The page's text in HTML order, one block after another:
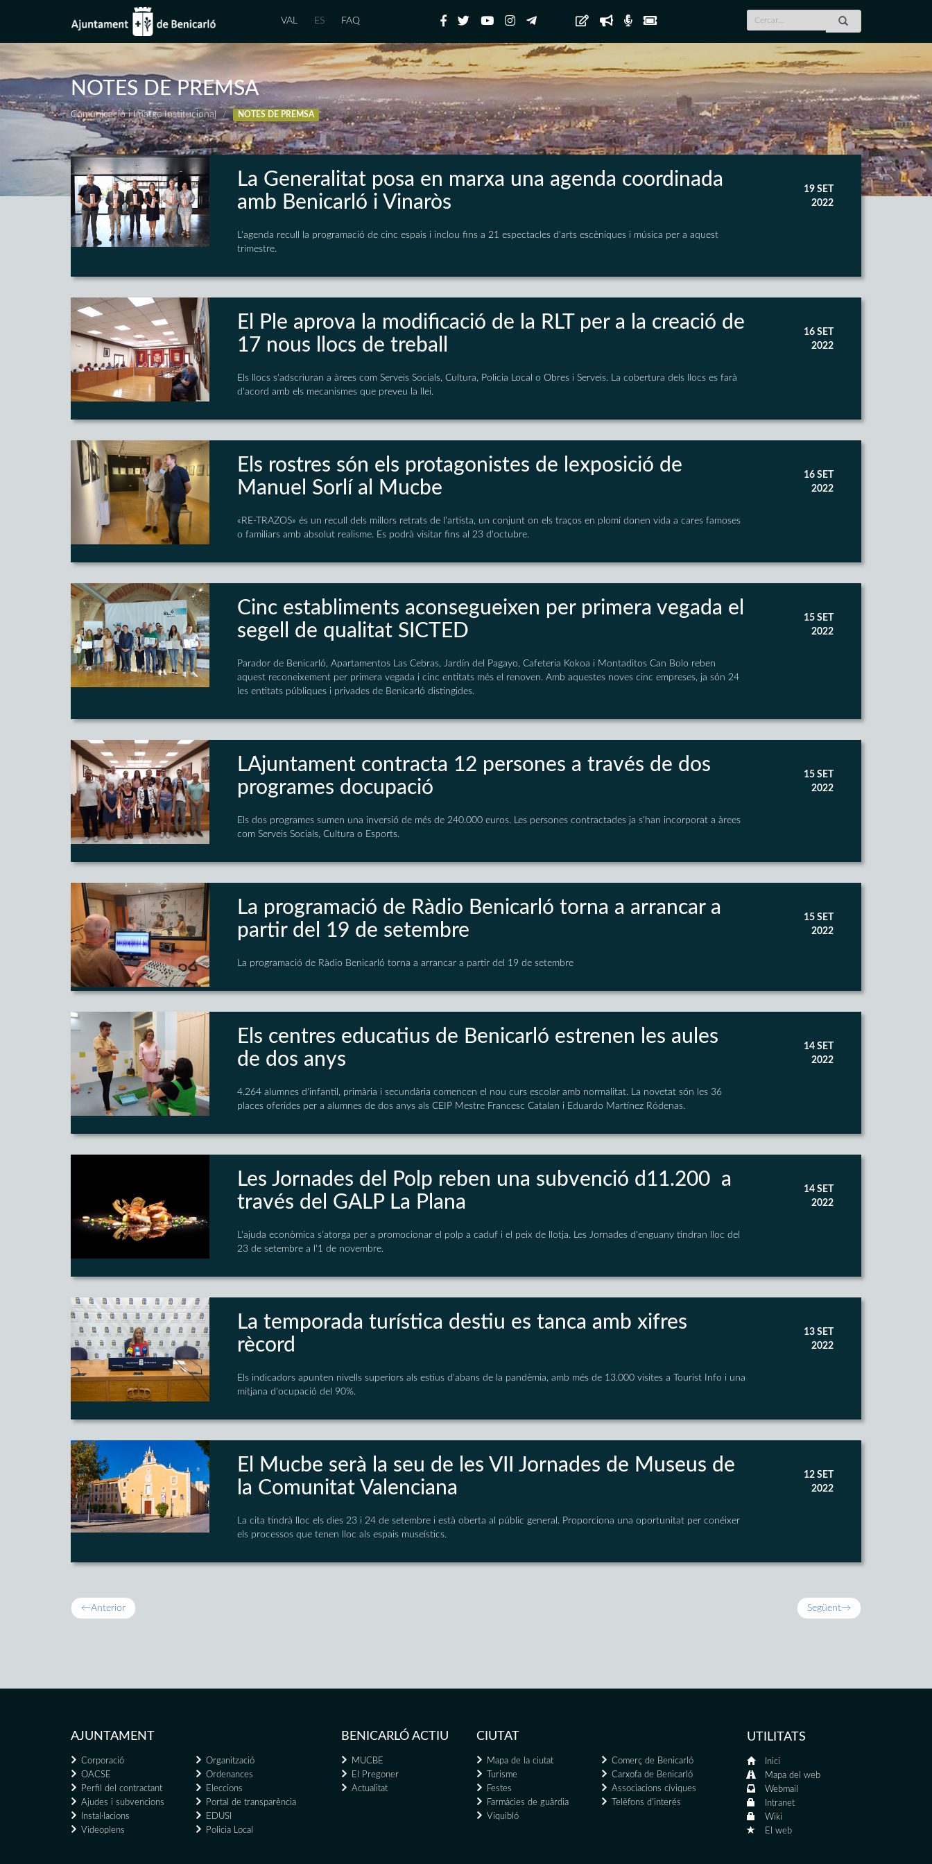
VAL ES FAQ
NOTES DE PREMSA
Comunicació i Imatge Institucional NOTES DE PREMSA
La Generalitat posa en marxa una agenda coordinada
amb Benicarló i Vinaròs
L'agenda recull la programació de cinc espais i inclou fins a 21 espectacles d'arts escèniques i música per a aquest
trimestre.
19 SET
2022
El Ple aprova la modificació de la RLT per a la creació de
17 nous llocs de treball
Els llocs s'adscriuran a àrees com Serveis Socials, Cultura, Policia Local o Obres i Serveis. La cobertura dels llocs es farà
d'acord amb els mecanismes que preveu la llei.
16 SET
2022
Els rostres són els protagonistes de lexposició de
Manuel Sorlí al Mucbe
«RE-TRAZOS» és un recull dels millors retrats de l'artista, un conjunt on els traços en plomí donen vida a cares famoses
o familiars amb absolut realisme. Es podrà visitar fins al 23 d'octubre.
16 SET
2022
Cinc establiments aconsegueixen per primera vegada el
segell de qualitat SICTED
Parador de Benicarló, Apartamentos Las Cebras, Jardín del Pagayo, Cafeteria Kokoa i Montaditos Can Bolo reben
aquest reconeixement per primera vegada i cinc entitats més el renoven. Amb aquestes noves cinc empreses, ja són 24
les entitats públiques i privades de Benicarló distingides.
15 SET
2022
LAjuntament contracta 12 persones a través de dos
programes docupació
Els dos programes sumen una inversió de més de 240.000 euros. Les persones contractades ja s'han incorporat a àrees
com Serveis Socials, Cultura o Esports.
15 SET
2022
La programació de Ràdio Benicarló torna a arrancar a
partir del 19 de setembre
La programació de Ràdio Benicarló torna a arrancar a partir del 19 de setembre
15 SET
2022
Els centres educatius de Benicarló estrenen les aules
de dos anys
4.264 alumnes d'infantil, primària i secundària comencen el nou curs escolar amb normalitat. La novetat són les 36
places oferides per a alumnes de dos anys als CEIP Mestre Francesc Catalan i Eduardo Martínez Ródenas.
14 SET
2022
Les Jornades del Polp reben una subvenció d11.200  a
través del GALP La Plana
L'ajuda econòmica s'atorga per a promocionar el polp a caduf i el peix de llotja. Les Jornades d'enguany tindran lloc del
23 de setembre a l'1 de novembre.
14 SET
2022
La temporada turística destiu es tanca amb xifres
rècord
Els indicadors apunten nivells superiors als estius d'abans de la pandèmia, amb més de 13.000 visites a Tourist Info i una
mitjana d'ocupació del 90%.
13 SET
2022
El Mucbe serà la seu de les VII Jornades de Museus de
la Comunitat Valenciana
La cita tindrà lloc els dies 23 i 24 de setembre i està oberta al públic general. Proporciona una oportunitat per conéixer
els processos que tenen lloc als espais museístics.
12 SET
2022
←Anterior Següent→
AJUNTAMENT
Corporació
Organització
OACSE
Ordenances
Perfil del contractant
Eleccions
Ajudes i subvencions
Portal de transparència
Instal·lacions
EDUSI
Videoplens
Policia Local
BENICARLÓ ACTIU
MUCBE
El Pregoner
Actualitat
CIUTAT
Mapa de la ciutat
Comerç de Benicarló
Turisme
Carxofa de Benicarló
Festes
Associacions cíviques
Farmàcies de guàrdia
Telèfons d'interés
Viquibló
UTILITATS
Inici
Mapa del web
Webmail
Intranet
Wiki
El web